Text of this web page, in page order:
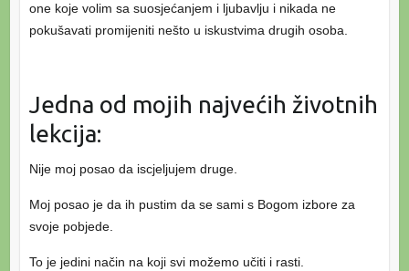
one koje volim sa suosjećanjem i ljubavlju i nikada ne
pokušavati promijeniti nešto u iskustvima drugih osoba.
Jedna od mojih najvećih životnih
lekcija:
Nije moj posao da iscjeljujem druge.
Moj posao je da ih pustim da se sami s Bogom izbore za
svoje pobjede.
To je jedini način na koji svi možemo učiti i rasti.